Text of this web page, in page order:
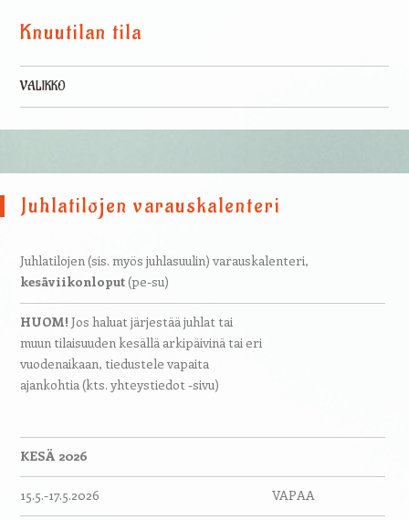
Knuutilan tila
VALIKKO
Juhlatilojen varauskalenteri
Juhlatilojen (sis. myös juhlasuulin) varauskalenteri,
kesäviikonloput(pe-su)
HUOM! Jos haluat järjestää juhlat tai
muun tilaisuuden kesällä arkipäivinä tai eri
vuodenaikaan, tiedustele vapaita
ajankohtia (kts. yhteystiedot -sivu)
KESÄ 2026
15.5.-17.5.2026 VAPAA